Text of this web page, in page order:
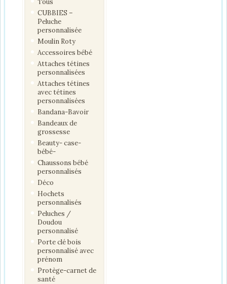
CUBBIES –
Peluche
personnalisée
Moulin Roty
Accessoires bébé
Attaches tétines
personnalisées
Attaches tétines
avec tétines
personnalisées
Bandana-Bavoir
Bandeaux de
grossesse
Beauty- case-
bébé-
Chaussons bébé
personnalisés
Déco
Hochets
personnalisés
Peluches /
Doudou
personnalisé
Porte clé bois
personnalisé avec
prénom
Protège-carnet de
santé